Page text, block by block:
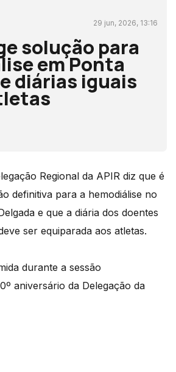
29 jun, 2026, 13:16
solução para
em Ponta
diárias iguais
Regional da APIR diz que é
definitiva para a hemodiálise no
e que a diária dos doentes
ser equiparada aos atletas.
durante a sessão
aniversário da Delegação da